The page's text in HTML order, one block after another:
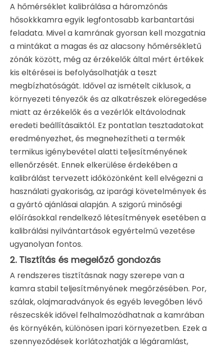
A hőmérséklet kalibrálása a háromzónás
hősokkkamra egyik legfontosabb karbantartási
feladata. Mivel a kamrának gyorsan kell mozgatnia
a mintákat a magas és az alacsony hőmérsékletű
zónák között, még az érzékelők által mért értékek
kis eltérései is befolyásolhatják a teszt
megbízhatóságát. Idővel az ismételt ciklusok, a
környezeti tényezők és az alkatrészek elöregedése
miatt az érzékelők és a vezérlők eltávolodnak
eredeti beállításaiktól. Ez pontatlan tesztadatokat
eredményezhet, és megnehezítheti a termék
termikus igénybevétel alatti teljesítményének
ellenőrzését. Ennek elkerülése érdekében a
kalibrálást tervezett időközönként kell elvégezni a
használati gyakoriság, az iparági követelmények és
a gyártó ajánlásai alapján. A szigorú minőségi
előírásokkal rendelkező létesítmények esetében a
kalibrálási nyilvántartások egyértelmű vezetése
ugyanolyan fontos.
2. Tisztítás és megelőző gondozás
A rendszeres tisztításnak nagy szerepe van a
kamra stabil teljesítményének megőrzésében. Por,
szálak, olajmaradványok és egyéb levegőben lévő
részecskék idővel felhalmozódhatnak a kamrában
és környékén, különösen ipari környezetben. Ezek a
szennyeződések korlátozhatják a légáramlást,